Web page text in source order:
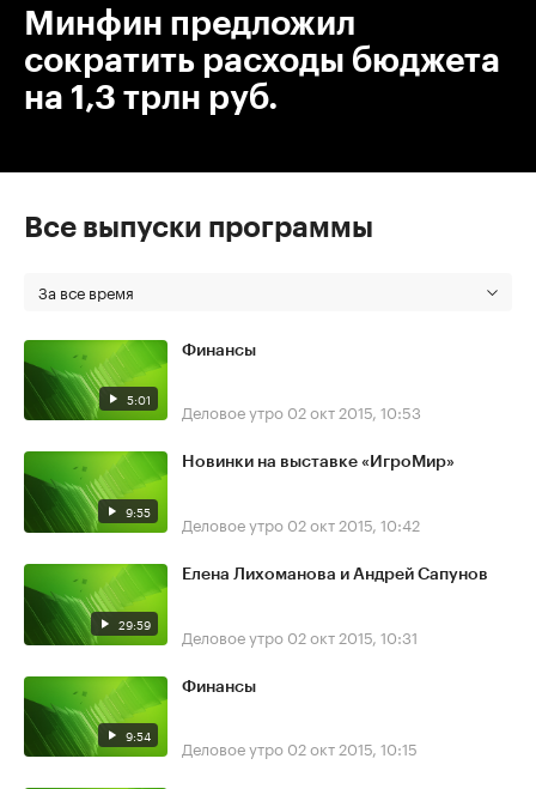
Минфин предложил
сократить расходы бюджета
на 1,3 трлн руб.
Все выпуски программы
За все время
5:01
Финансы
Деловое утро 02 окт 2015, 10:53
9:55
Новинки на выставке «ИгроМир»
Деловое утро 02 окт 2015, 10:42
29:59
Елена Лихоманова и Андрей Сапунов
Деловое утро 02 окт 2015, 10:31
9:54
Финансы
Деловое утро 02 окт 2015, 10:15